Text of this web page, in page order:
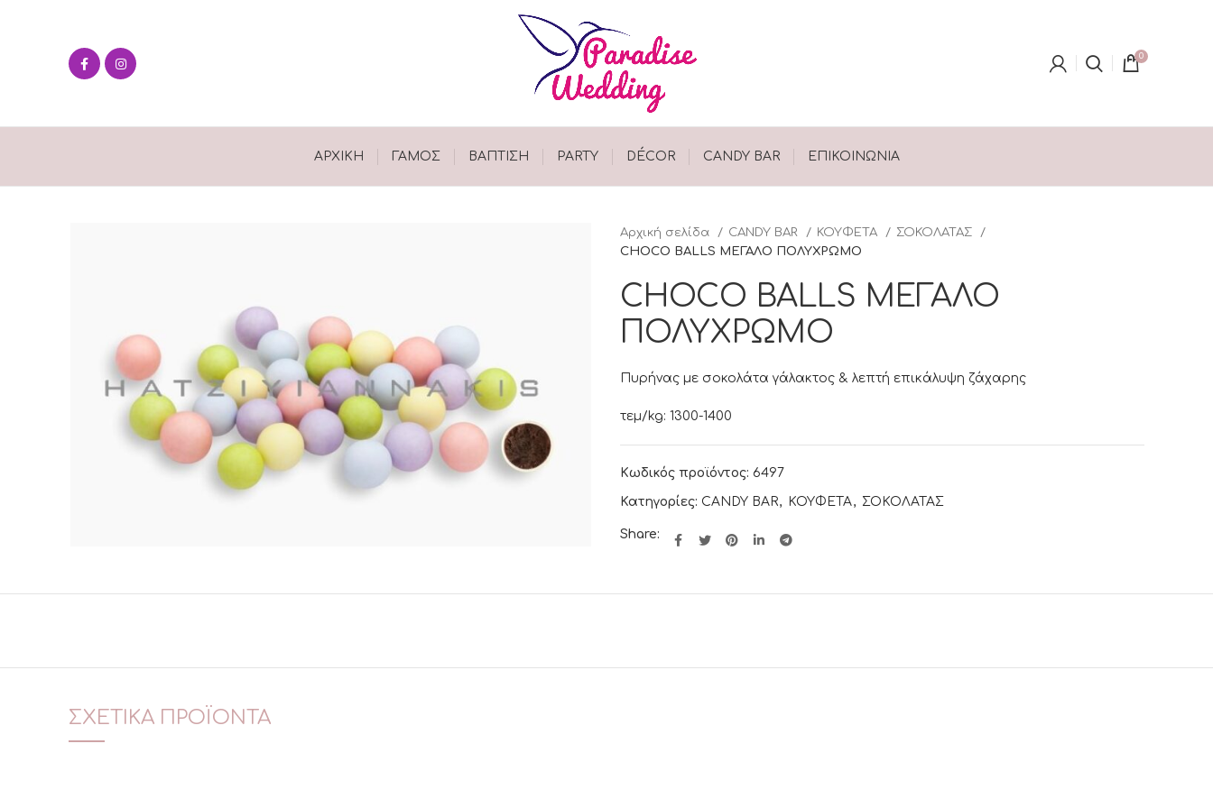
0
ΑΡΧΙΚΉ ΓΑΜΟΣ ΒΑΠΤΙΣΗ PARTY DÉCOR CANDY BAR ΕΠΙΚΟΙΝΩΝΊΑ
Αρχική σελίδα CANDY BAR ΚΟΥΦΕΤΑ
ΣΟΚΟΛΑΤΑΣ
CHOCO BALLS ΜΕΓΑΛΟ ΠΟΛΥΧΡΩΜΟ
CHOCO BALLS ΜΕΓΑΛΟ
ΠΟΛΥΧΡΩΜΟ
Πυρήνας με σοκολάτα γάλακτος & λεπτή επικάλυψη ζάχαρης
τεμ/kg: 1300-1400
Κωδικός προϊόντος: 6497
Κατηγορίες: CANDY BAR, ΚΟΥΦΕΤΑ, ΣΟΚΟΛΑΤΑΣ
Share:
ΣΧΕΤΙΚΆ ΠΡΟΪΌΝΤΑ